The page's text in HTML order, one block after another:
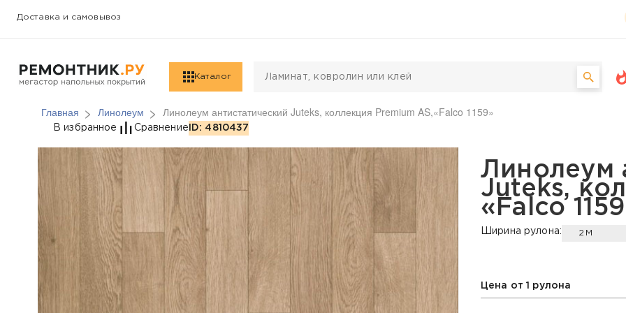
Доставка и самовывоз
Каталог
Главная Линолеум Линолеум антистатический Juteks, коллекция Premium AS,«Falco 1159»
Линолеум антистатический Juteks,
В избранное Сравнение ID: 4810437
Линолеум
Juteks,
«Falco
Ширина рулона: 2М
Цена от 1 рулона